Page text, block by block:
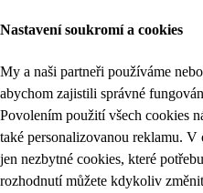
Nastavení soukromí a cookies
My a naši partneři používáme
abychom zajistili správné
Povolením použití všech cookies
také personalizovanou reklamu.
jen nezbytné cookies, které
rozhodnutí můžete kdykoliv